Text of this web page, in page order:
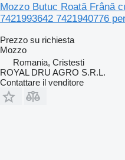
Mozzo Butuc Roată Frână
7421993642 7421940776
Prezzo su richiesta
Mozzo
Romania, Cristesti
ROYAL DRU AGRO S.R.L.
Contattare il venditore